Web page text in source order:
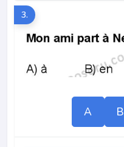
3.
A B